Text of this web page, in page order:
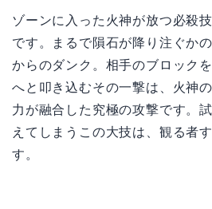
ゾーンに入った火神が放つ必殺
です。まるで隕石が降り注ぐか
からのダンク。相手のブロック
へと叩き込むその一撃は、火神
力が融合した究極の攻撃です。
えてしまうこの大技は、観る者
す。